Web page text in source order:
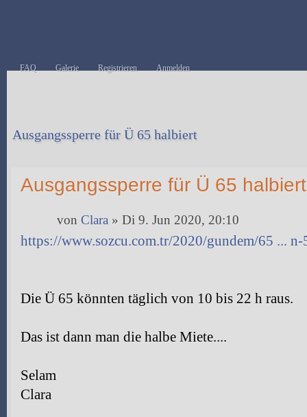
FAQ Galerie Registrieren Anmelden
Ausgangssperre für Ü 65 halbiert
Ausgangssperre für Ü 65 halbiert
von Clara » Di 9. Jun 2020, 20:10
https://www.sozcu.com.tr/2020/gundem/65 ...
Die Ü 65 könnten täglich von 10 bis 22 h raus.
Das ist dann man die halbe Miete....
Selam
Clara